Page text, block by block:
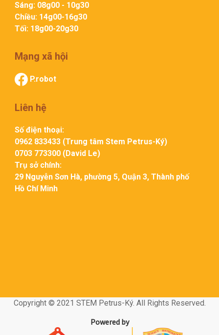
Sáng: 08g00 - 10g30
Chiều: 14g00-16g30
Tối: 18g00-20g30
Mạng xã hội
P.robot
Liên hệ
Số điện thoại:
0962 833433 (Trung tâm Stem Petrus-Ký)
0703 773300 (David Le)
Trụ sở chính:
29 Nguyễn Sơn Hà, phường 5, Quận 3, Thành phố
Hồ Chí Minh
Copyright © 2021 STEM Petrus-Ký. All Rights Reserved.
Powered by